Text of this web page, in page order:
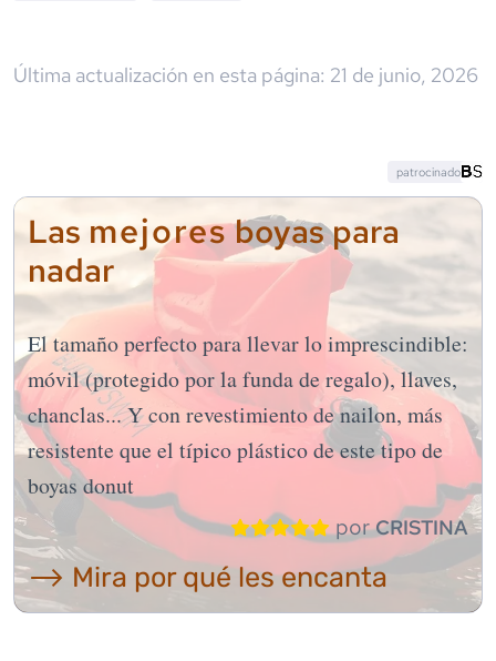
Última actualización en esta página: 21 de junio, 2026
Las mejoresboyas para
nadar
El tamaño perfecto para llevar lo imprescindible:
móvil (protegido por la funda de regalo), llaves,
chanclas... Y con revestimiento de nailon, más
resistente que el típico plástico de este tipo de
boyas donut
porCRISTINA
⟶ Mira por qué les encanta
patrocinado